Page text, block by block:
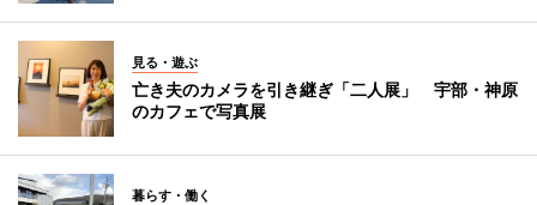
見る・遊ぶ
亡き夫のカメラを引き継ぎ「二人展」 宇部・神原
のカフェで写真展
暮らす・働く